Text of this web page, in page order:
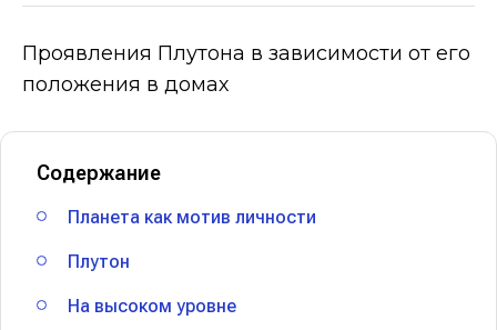
Проявления Плутона в зависимости от его
положения в домах
Содержание
Планета как мотив личности
Плутон
На высоком уровне